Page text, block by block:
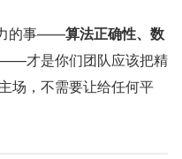
力的事——
算法正确性、数
才是你们团队应该把精
场，不需要让给任何平